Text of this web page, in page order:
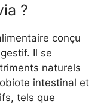
?
conçu
Il se
naturels
intestinal et
tels que